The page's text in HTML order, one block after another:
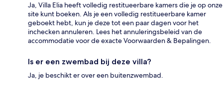
Ja, Villa Elia heeft volledig restitueerbare kamers die je op onze
site kunt boeken. Als je een volledig restitueerbare kamer
geboekt hebt, kun je deze tot een paar dagen voor het
inchecken annuleren. Lees het annuleringsbeleid van de
accommodatie voor de exacte Voorwaarden & Bepalingen.
Is er een zwembad bij deze villa?
Ja, je beschikt er over een buitenzwembad.